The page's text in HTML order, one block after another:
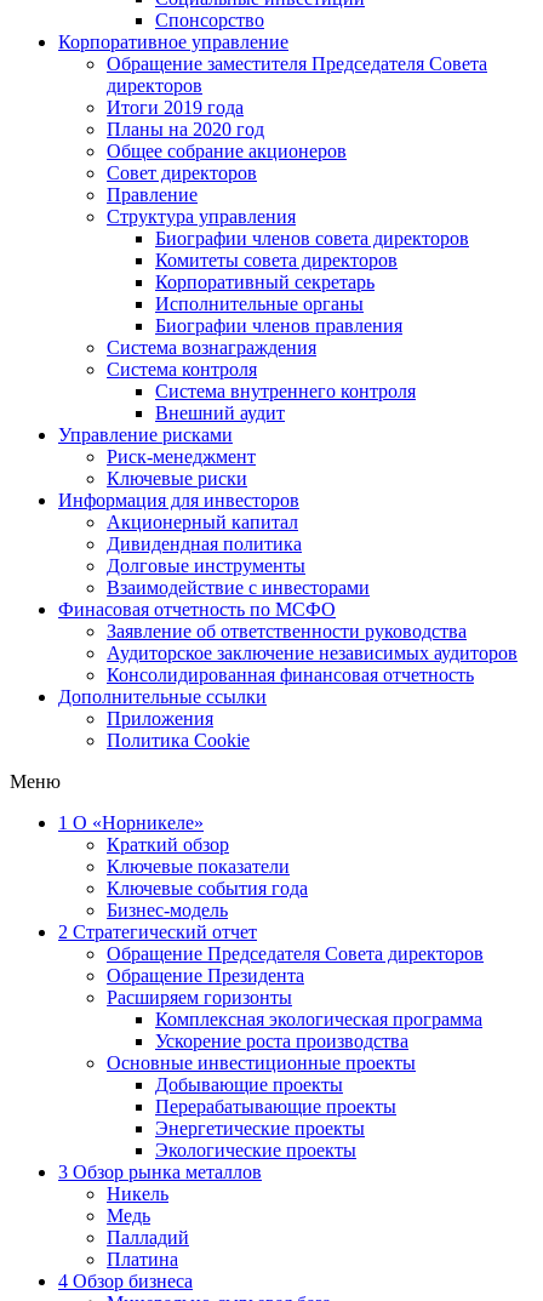
Спонсорство
Корпоративное управление
Обращение заместителя Председателя Совета
директоров
Итоги 2019 года
Планы на 2020 год
Общее собрание акционеров
Совет директоров
Правление
Структура управления
Биографии членов совета директоров
Комитеты совета директоров
Корпоративный секретарь
Исполнительные органы
Биографии членов правления
Система вознаграждения
Система контроля
Система внутреннего контроля
Внешний аудит
Управление рисками
Риск-менеджмент
Ключевые риски
Информация для инвесторов
Акционерный капитал
Дивидендная политика
Долговые инструменты
Взаимодействие с инвеcторами
Финасовая отчетность по МСФО
Заявление об ответственности руководства
Аудиторское заключение независимых аудиторов
Консолидированная финансовая отчетность
Дополнительные ссылки
Приложения
Политика Cookie
Меню
1 О «Норникеле»
Краткий обзор
Ключевые показатели
Ключевые события года
Бизнес-модель
2 Стратегический отчет
Обращение Председателя Совета директоров
Обращение Президента
Расширяем горизонты
Комплексная экологическая программа
Ускорение роста производства
Основные инвестиционные проекты
Добывающие проекты
Перерабатывающие проекты
Энергетические проекты
Экологические проекты
3 Обзор рынка металлов
Никель
Медь
Палладий
Платина
4 Обзор бизнеса